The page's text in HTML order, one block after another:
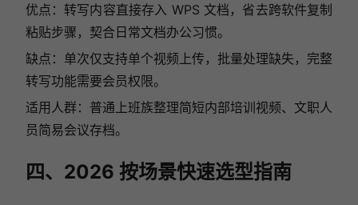
优点：转写内容直接存入 WPS 文档，省去跨软件复制
粘贴步骤，契合日常文档办公习惯。
缺点：单次仅支持单个视频上传，批量处理缺失，完整
转写功能需要会员权限。
适用人群：普通上班族整理简短内部培训视频、文职人
员简易会议存档。
四、2026 按场景快速选型指南